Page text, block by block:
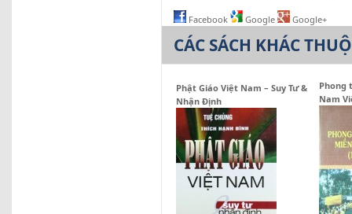
Facebook Google Google+
CÁC SÁCH KHÁC
Phật Giáo Việt Nam – Suy Tư &
Nhận Định
Phong
Nam